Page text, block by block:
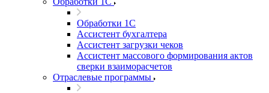
Обработки 1С
Ассистент бухгалтера
Ассистент загрузки чеков
Ассистент массового формирования актов
сверки взаиморасчетов
Отраслевые программы